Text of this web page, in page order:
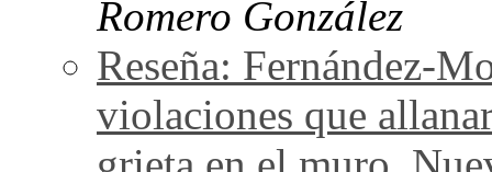
Romero González
Reseña: Fernández-
violaciones que